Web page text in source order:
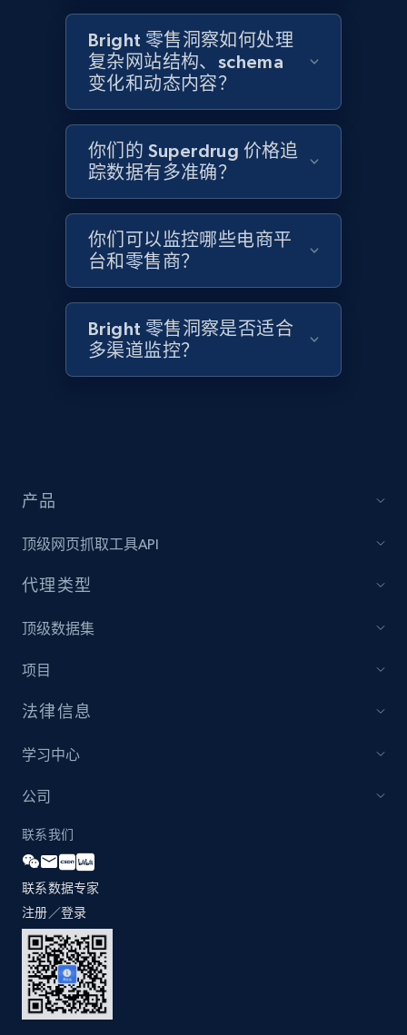
Amazon products global dataset -
Collecting products by keyword search
Title, Seller name, Brand, Description, Initial
price, Currency, Availability, Reviews count, and
Amazon products global dataset - Collects
products by best sellers category URL
Title, Seller name, Brand, Description, Initial
price, Currency, Availability, Reviews count, and
Amazon products global dataset - Collect
Title, Seller name, Brand, Description, Initial
more.
products from Brands URLs
price, Currency, Availability, Reviews count, and
more.
2.1K+
Home Depot US
Bright 零售洞察如何处理
复杂网站结构、schema
变化和动态内容？
你们的 Superdrug 价格追
踪数据有多准确？
你们可以监控哪些电商平
台和零售商？
Bright 零售洞察是否适合
多渠道监控？
产品
顶级网页抓取工具API
代理类型
顶级数据集
项目
法律信息
学习中心
公司
联系我们
联系数据专家
注册／登录